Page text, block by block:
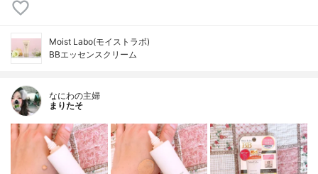
Moist Labo(モイストラボ)
BBエッセンスクリーム
なにわの主婦
まりたそ